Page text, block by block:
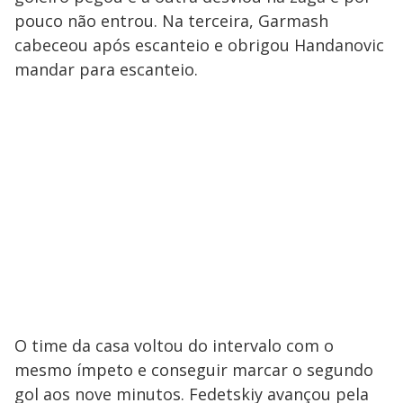
pouco não entrou. Na terceira, Garmash
cabeceou após escanteio e obrigou Handanovic
mandar para escanteio.
O time da casa voltou do intervalo com o
mesmo ímpeto e conseguir marcar o segundo
gol aos nove minutos. Fedetskiy avançou pela